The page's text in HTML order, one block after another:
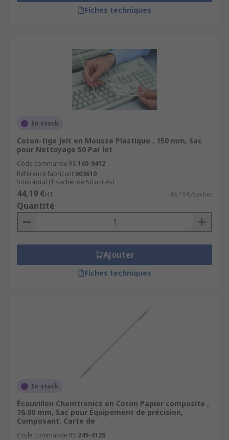
Fiches techniques
En stock
Coton-tige Jelt en Mousse Plastique , 150 mm, Sac
pour Nettoyage 50 Par lot
Code commande RS 160-9412
Référence fabricant 003610
Sous-total (1 sachet de 50 unités)
44,19 €HT 44,19 €/sachet
Quantité
Ajouter
Fiches techniques
En stock
Écouvillon Chemtronics en Coton Papier composite ,
76.00 mm, Sac pour Équipement de précision,
Composant, Carte de
Code commande RS 249-4125